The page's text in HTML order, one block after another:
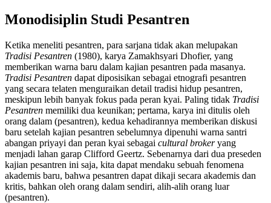
Monodisiplin Studi Pesantren
Ketika meneliti pesantren, para sarjana tidak akan melupakan
Tradisi Pesantren (1980), karya Zamakhsyari Dhofier, yang
memberikan warna baru dalam kajian pesantren pada masanya.
Tradisi Pesantren dapat diposisikan sebagai etnografi pesantren
yang secara telaten menguraikan detail tradisi hidup pesantren,
meskipun lebih banyak fokus pada peran kyai. Paling tidak Tradisi
Pesantren memiliki dua keunikan; pertama, karya ini ditulis oleh
orang dalam (pesantren), kedua kehadirannya memberikan diskusi
baru setelah kajian pesantren sebelumnya dipenuhi warna santri
abangan priyayi dan peran kyai sebagai cultural brokeryang
menjadi lahan garap Clifford Geertz. Sebenarnya dari dua preseden
kajian pesantren ini saja, kita dapat mendaku sebuah fenomena
akademis baru, bahwa pesantren dapat dikaji secara akademis dan
kritis, bahkan oleh orang dalam sendiri, alih-alih orang luar
(pesantren).